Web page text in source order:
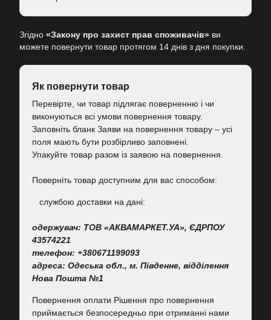
Згідно «Закону про захист прав споживачів» ви
можете повернути товар протягом 14 днів з дня покупки.
Як повернути товар
Перевірте, чи товар підлягає поверненню і чи
виконуються всі умови повернення товару.
Заповніть бланк Заяви на повернення товару – усі
поля мають бути розбірливо заповнені.
Упакуйте товар разом із заявою на повернення.
Поверніть товар доступним для вас способом:
cлужбою доставки на дані:
одержувач: ТОВ «АКВАМАРКЕТ.УА», ЄДРПОУ
43574221
телефон: +380671199093
адреса: Одеська обл., м. Південне, відділення
Нова Пошта №1
Повернення оплати Рішення про повернення
приймається безпосередньо при отриманні нами